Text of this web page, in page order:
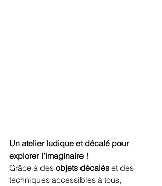
Un atelier ludique et décalé pour
explorer l’imaginaire !
Grâce à des objets décalés et des
techniques accessibles à tous,